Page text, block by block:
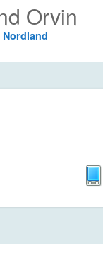
Orvin
Nordland